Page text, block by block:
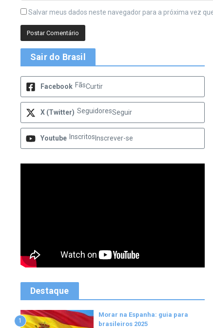
Salvar meus dados neste navegador para a próxima vez
Sair do Brasil
Facebook FãsCurtir
X (Twitter) SeguidoresSeguir
Youtube Inscritos Inscrever-se
Destaque
1
Morar na Espanha: guia para
brasileiros 2025